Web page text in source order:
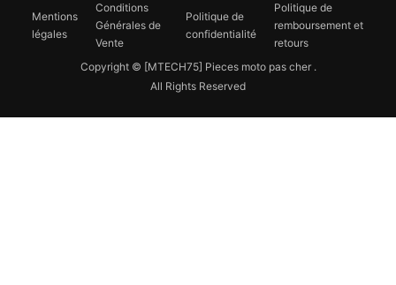
Copyright © [MTECH75] Pieces moto pas cher .
All Rights Reserved
Mentions
légales
Conditions
Générales de
Vente
Politique de
confidentialité
Politique de
remboursement et
retours